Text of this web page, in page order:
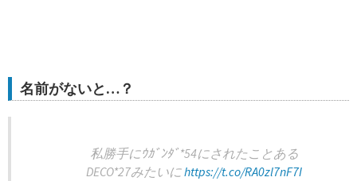
名前がないと…？
私勝手にｳｶﾞﾝﾀﾞ*54にされたことある
DECO*27みたいにhttps://t.co/RA0zl7nF7I